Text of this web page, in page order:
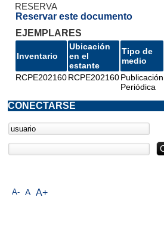
RESERVA
Reservar este documento
EJEMPLARES
Inventario
Ubicación
en el
estante
Tipo de
medio
RCPE202160RCPE202160Publicación
Periódica
A- A A+
CONECTARSE